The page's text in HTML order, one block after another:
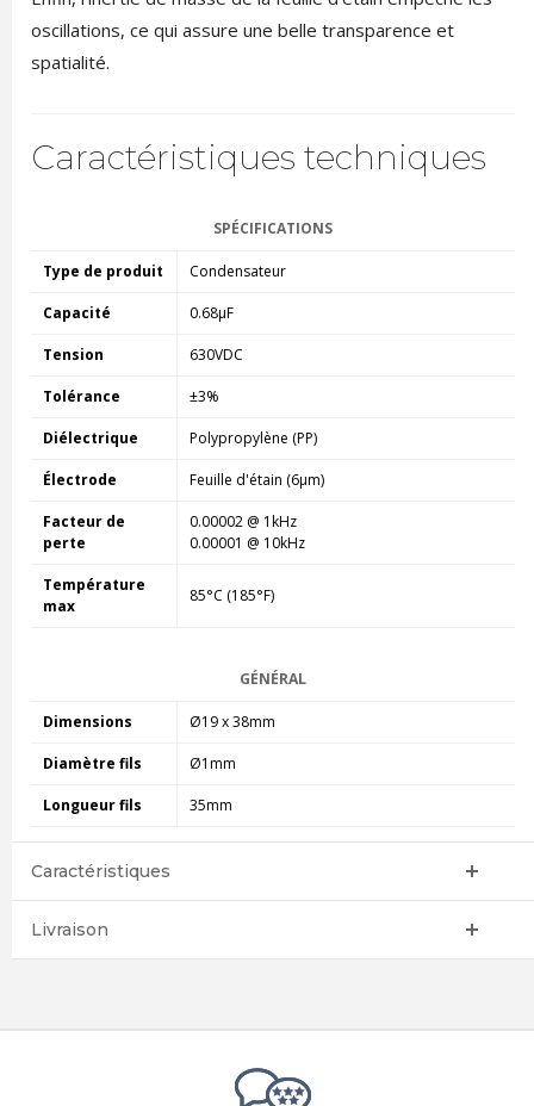
oscillations, ce qui assure une belle transparence et
spatialité.
Caractéristiques techniques
SPÉCIFICATIONS
Type de produit Condensateur
Capacité 0.68µF
Tension 630VDC
Tolérance ±3%
Diélectrique Polypropylène (PP)
Électrode Feuille d'étain (6µm)
Facteur de
perte
0.00002 @ 1kHz
0.00001 @ 10kHz
Température
max
85°C (185°F)
GÉNÉRAL
Dimensions Ø19 x 38mm
Diamètre fils Ø1mm
Longueur fils 35mm
Caractéristiques
Livraison